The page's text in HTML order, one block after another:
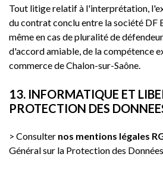
Tout litige relatif à l'interprétation,
du contrat conclu entre la société DF
même en cas de pluralité de
d'accord amiable, de la compétence
commerce de Chalon-sur-Saône.
13. INFORMATIQUE ET
PROTECTION DES
> Consulter nos mentions légales
Général sur la Protection des